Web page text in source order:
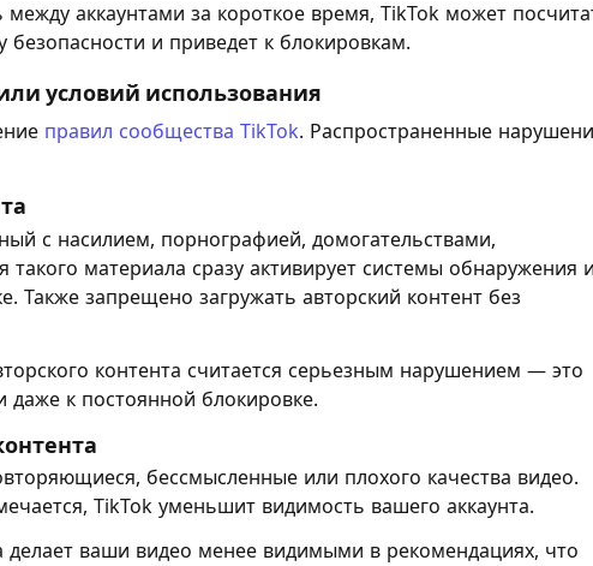
аккаунтами за короткое время, TikTok может
и приведет к блокировкам.
условий использования
правил сообщества TikTok. Распространенные
с насилием, порнографией, домогательствами,
материала сразу активирует системы обнаружения
Также запрещено загружать авторский контент без
контента считается серьезным нарушением — это
даже к постоянной блокировке.
бессмысленные или плохого качества видео.
TikTok уменьшит видимость вашего аккаунта.
ваши видео менее видимыми в рекомендациях, что